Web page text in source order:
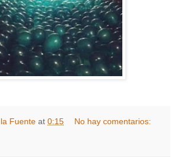
Fuente at 0:15 No hay comentarios: